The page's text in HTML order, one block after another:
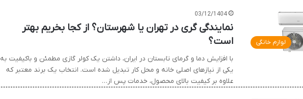
لوازم خانگی
03/12/1404
نمایندگی گری در تهران یا شهرستان؟ از کجا بخریم بهتر
است؟
با افزایش دما و گرمای تابستان در ایران، داشتن یک کولر گازی مطمئن و باکیفیت به
یکی از نیازهای اصلی خانه و محل کار تبدیل شده است. انتخاب یک برند معتبر که
علاوه بر کیفیت بالای محصول، خدمات پس از…